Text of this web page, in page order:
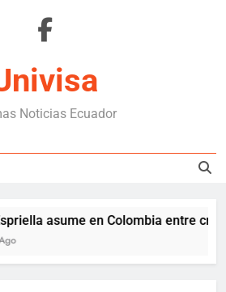
Noticias Ecuador
asume en Colombia entre